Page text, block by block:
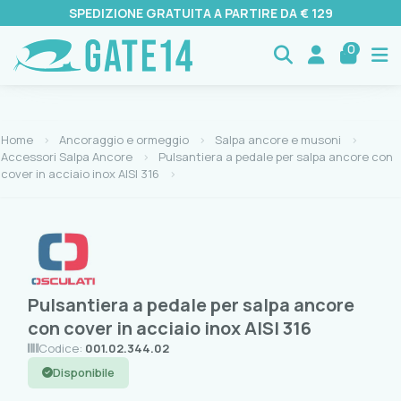
SPEDIZIONE GRATUITA A PARTIRE DA € 129
0
Home Ancoraggio e ormeggio
Salpa ancore e musoni
Accessori Salpa Ancore
Pulsantiera a pedale per salpa ancore con
cover in acciaio inox AISI 316
Pulsantiera a pedale per salpa ancore
con cover in acciaio inox AISI 316
Codice: 001.02.344.02
Disponibile